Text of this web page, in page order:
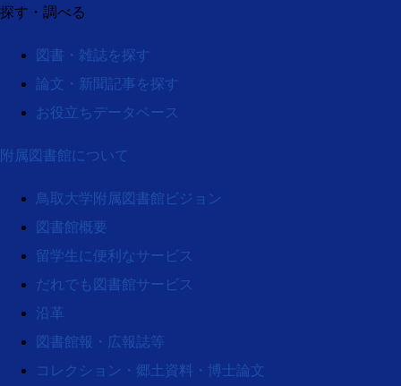
探す・調べる
図書・雑誌を探す
論文・新聞記事を探す
お役立ちデータベース
附属図書館について
鳥取大学附属図書館ビジョン
図書館概要
留学生に便利なサービス
だれでも図書館サービス
沿革
図書館報・広報誌等
コレクション・郷土資料・博士論文